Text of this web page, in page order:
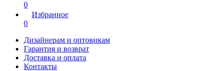
0
Избранное
0
Дизайнерам и оптовикам
Гарантия и возврат
Доставка и оплата
Контакты